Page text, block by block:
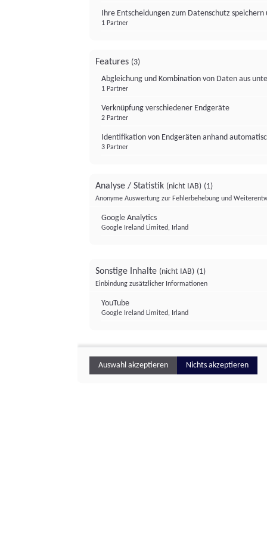
Ihre Entscheidungen zum Datenschutz
1 Partner
Features (3)
Abgleichung und Kombination von Daten aus
1 Partner
Verknüpfung verschiedener Endgeräte
2 Partner
Identifikation von Endgeräten anhand
3 Partner
Analyse / Statistik (nicht IAB) (1)
Anonyme Auswertung zur Fehlerbehebung und
Google Analytics
Google Ireland Limited, Irland
Sonstige Inhalte (nicht IAB) (1)
Einbindung zusätzlicher Informationen
YouTube
Google Ireland Limited, Irland
Auswahl akzeptieren Nichts akzeptieren